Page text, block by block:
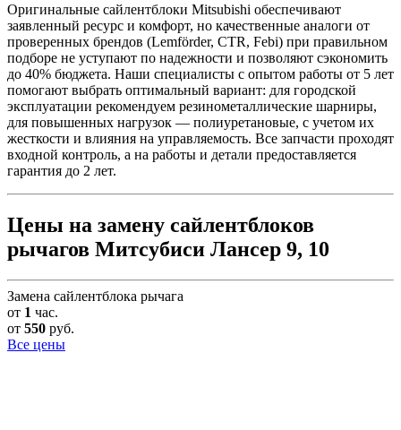
Оригинальные сайлентблоки Mitsubishi обеспечивают
заявленный ресурс и комфорт, но качественные аналоги от
проверенных брендов (Lemförder, CTR, Febi) при правильном
подборе не уступают по надежности и позволяют сэкономить
до 40% бюджета. Наши специалисты с опытом работы от 5 лет
помогают выбрать оптимальный вариант: для городской
эксплуатации рекомендуем резинометаллические шарниры,
для повышенных нагрузок — полиуретановые, с учетом их
жесткости и влияния на управляемость. Все запчасти проходят
входной контроль, а на работы и детали предоставляется
гарантия до 2 лет.
Цены на замену сайлентблоков
рычагов Митсубиси Лансер 9, 10
Замена сайлентблока рычага
от 1 час.
от 550 руб.
Все цены